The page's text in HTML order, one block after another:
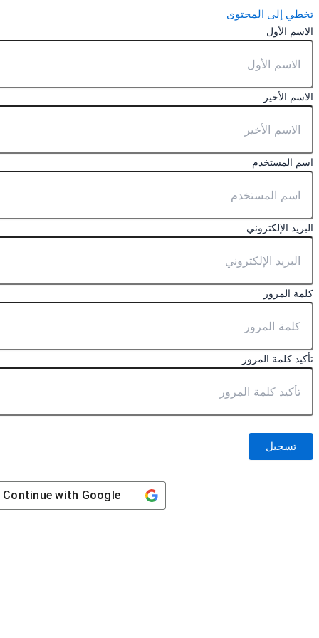
تخطي إلى المحتوى
الاسم الأول
الاسم الأخير
اسم المستخدم
البريد الإلكتروني
كلمة المرور
تأكيد كلمة المرور
تسجيل
Continue withGoogle